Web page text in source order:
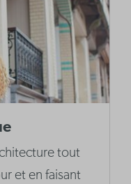
tout
et en faisant